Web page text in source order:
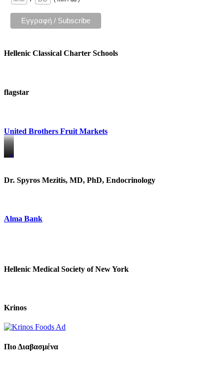
Hellenic Classical Charter Schools
flagstar
United Brothers Fruit Markets
https://www.unitedbrothersfruitmarkets.com/
https://www.unitedbrothersfruitmarkets.com/
Dr. Spyros Mezitis, MD, PhD, Endocrinology
Alma Bank
Hellenic Medical Society of New York
Krinos
Πιο Διαβασμένα